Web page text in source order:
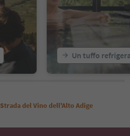
Un tuffo
Strada del Vino dell'Alto Adige